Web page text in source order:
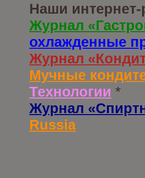
Наши
Журнал
охлажденные
Журнал
Мучные
Технологии *
Журнал
Russia